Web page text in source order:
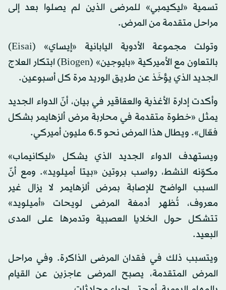
تسمية «ليكيمبي» للمرضى الذين لم يصلوا بعد إلى
مراحل متقدمة من المرض.
وتولت مجموعة الأدوية اليابانية «إيساي» (Eisai)
بالتعاون مع الأميركية «بايوجين» (Biogen) ابتكار العلاج
الجديد الذي يؤخَذ عن طريق الوريد مرة كل أسبوعين.
وأكدت إدارة الأغذية والعقاقير في بيان، أنّ الدواء الجديد
يمثل «خطوة متقدمة في محاربة مرض ألزهايمر بشكل
فعّال». ويطال هذا المرض نحو 6.5 مليون أميركي.
ويستهدف الدواء الجديد الذي يشكل «ليكانيماب»
مكوّنه النشط، رواسب بروتين «بيتا أميلويد». ومع أنّ
السبب الواضح للإصابة بمرض ألزهايمر لا يزال غير
معروف، تُظهر أدمغة المرضى لويحات «أميلويد»
تتشكل حول الخلايا العصبية وتدمرها على المدى
البعيد.
ويتسبب ذلك في فقدان المرضى الذاكرة. وفي مراحل
المرض المتقدمة، يصبح المرضى عاجزين عن القيام